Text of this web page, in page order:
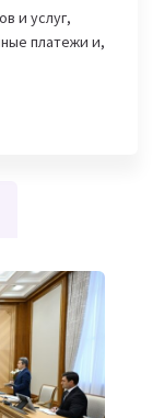
и услуг,
платежи и,